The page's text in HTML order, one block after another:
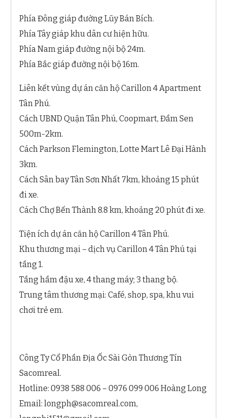
Phía Đông giáp đường Lũy Bán Bích.
Phía Tây giáp khu dân cư hiện hữu.
Phía Nam giáp đường nội bộ 24m.
Phía Bắc giáp đường nội bộ 16m.
Liên kết vùng dự án căn hộ Carillon 4 Apartment
Tân Phú.
Cách UBND Quận Tân Phú, Coopmart, Đầm Sen
500m-2km.
Cách Parkson Flemington, Lotte Mart Lê Đại Hành
3km.
Cách Sân bay Tân Sơn Nhất 7km, khoảng 15 phút
đi xe.
Cách Chợ Bến Thành 8.8 km, khoảng 20 phút đi xe.
Tiện ích dự án căn hộ Carillon 4 Tân Phú.
Khu thương mại – dịch vụ Carillon 4 Tân Phú tại
tầng 1.
Tầng hầm đậu xe, 4 thang máy; 3 thang bộ.
Trung tâm thương mại: Café, shop, spa, khu vui
chơi trẻ em.
Công Ty Cổ Phần Địa Ốc Sài Gòn Thương Tín
Sacomreal.
Hotline: 0938 588 006 – 0976 099 006 Hoàng Long
Email: longph@sacomreal.com,